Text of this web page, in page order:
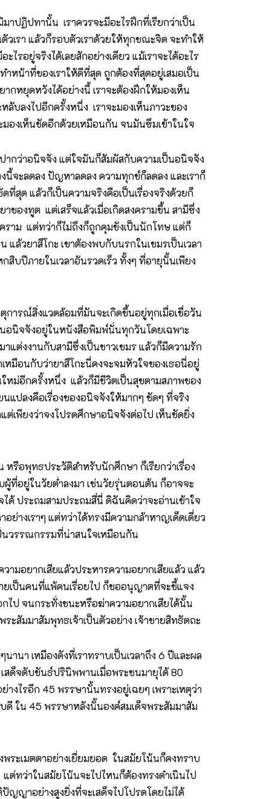
ปฏิปทานั้น เราควรจะมีอะไรฝึกที่เรียกว่าเป็น
วเรา แล้วก็รอบตัวเราด้วยให้ทุกขณะจิต จะทำให้
รอยู่จริงได้เลยสักอย่างเดียว แม้เราจะได้อะไร
ำหน้าที่ของเราให้ดีที่สุด ถูกต้องที่สุดอยู่เสมอเป็น
กหยุดหวังได้อย่างนี้ เราจะต้องฝึกให้มองเห็น
บลงไปอีกครั้งหนึ่ง เราจะมองเห็นภาวะของ
มองเห็นชัดอีกด้วยเหมือนกัน จนมันซึมเข้าในใจ
ากว่าอนิจจัง แต่ใจมันก็สัมผัสกับความเป็นอนิจจัง
นี้จะลดลง ปัญหาลดลง ความทุกข์ก็ลดลง และเราก็
สุด แล้วก็เป็นความจริงคือเป็นเรื่องจริงด้วยก็
ของทูต แต่เสร็จแล้วเมื่อเกิดสงครามขึ้น สามีซึ่ง
ราม แต่ทว่าก็ไม่ถึงก็ถูกคุมขังเป็นนักโทษ แต่ก็
ล้วยาสึโกะ เขาต้องพบกับนรกในเขมรเป็นเวลา
บปีภายในเวลาอันรวดเร็ว ทั้งๆ ที่อายุนั้นเพียง
การณ์สิ่งแวดล้อมที่มันจะเกิดขึ้นอยู่ทุกเมื่อเชื่อวัน
อนิจจังอยู่ในหนังสือพิมพ์นั่นทุกวันโดยเฉพาะ
แต่งงานกับสามีซึ่งเป็นชาวเขมร แล้วก็มีความรัก
หมือนกับว่ายาสึโกะนี่คงจะจมหัวใจของเธอนี่อยู่
หม่อีกครั้งหนึ่ง แล้วก็มีชีวิตเป็นสุขตามสภาพของ
นแปลงคือเรื่องของอนิจจังให้มากๆ ชัดๆ ที่จริง
เพียงว่าจงโปรดศึกษาอนิจจังต่อไป เห็นชัดยิ่ง
หรือพุทธประวัติสำหรับนักศึกษา ก็เรียกว่าเรื่อง
ที่อยู่ในวัยต่ำลงมา เช่นวัยรุ่นตอนต้น ก็อาจจะ
ด้ ประถมสามประถมสี่นี่ ดิฉันคิดว่าจะอ่านเข้าใจ
ย่างเราๆ แต่ทว่าได้ทรงมีความกล้าหาญเด็ดเดี่ยว
วรรณกรรมที่น่าสนใจเหมือนกัน
ามอยากเสียแล้วประหารความอยากเสียแล้ว แล้ว
ยเป็นคนที่แพ้คนเรื่อยไป ก็ขออนุญาตที่จะชี้แจง
ไป จนกระทั่งชนะหรือฆ่าความอยากเสียได้นั้น
ะสัมมาสัมพุทธเจ้าเป็นตัวอย่าง เจ้าชายสิทธัตถะ
นา เหมืองดังที่เราทราบเป็นเวลาถึง 6 ปีและผล
สด็จดับขันธ์ปรินิพพานเมื่อพระชนมายุได้ 80
งไรอีก 45 พรรษานั้นทรงอยู่เฉยๆ เพราะเหตุว่า
ดี ใน 45 พรรษาหลังนั้นองค์สมเด็จพระสัมมาสัม
ระเมตตาอย่างเยี่ยมยอด ในสมัยโน้นก็คงทราบ
แต่ทว่าในสมัยโน้นจะไปไหนก็ต้องทรงดำเนินไป
ปัญญาอย่างสูงยิ่งที่จะเสด็จไปโปรดโดยไม่ได้